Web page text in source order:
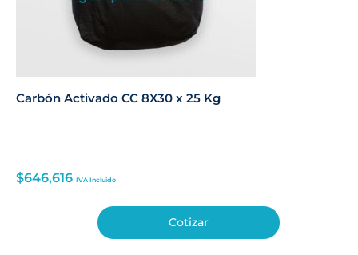
Carbón Activado CC 8X30 x 25 Kg
$646,616 IVA Incluido
Cotizar